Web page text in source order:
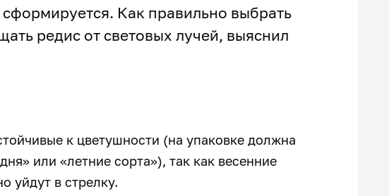
Как правильно выбрать
редис от световых лучей, выяснил
к цветушности (на упаковке должна
или «летние сорта»), так как весенние
уйдут в стрелку.